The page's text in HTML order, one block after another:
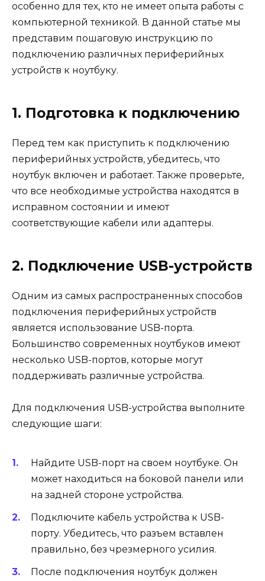
особенно для тех, кто не имеет опыта работы с
компьютерной техникой. В данной статье мы
представим пошаговую инструкцию по
подключению различных периферийных
устройств к ноутбуку.
1. Подготовка к подключению
Перед тем как приступить к подключению
периферийных устройств, убедитесь, что
ноутбук включен и работает. Также проверьте,
что все необходимые устройства находятся в
исправном состоянии и имеют
соответствующие кабели или адаптеры.
2. Подключение USB-устройств
Одним из самых распространенных способов
подключения периферийных устройств
является использование USB-порта.
Большинство современных ноутбуков имеют
несколько USB-портов, которые могут
поддерживать различные устройства.
Для подключения USB-устройства выполните
следующие шаги:
Найдите USB-порт на своем ноутбуке. Он
может находиться на боковой панели или
на задней стороне устройства.
Подключите кабель устройства к USB-
порту. Убедитесь, что разъем вставлен
правильно, без чрезмерного усилия.
После подключения ноутбук должен